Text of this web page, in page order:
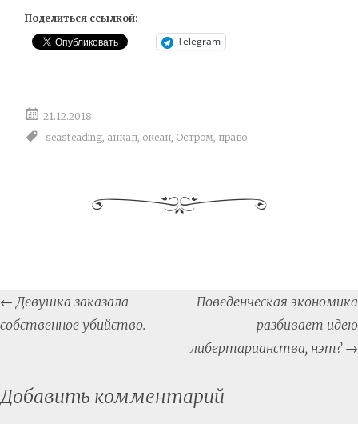
Поделиться ссылкой:
Telegram
21.12.2018
seasteading анкап океан Остром право
Post
navigation
← Девушка заказала
собственное убийство.
Поведенческая экономика
разбивает идею
либертарианства, нэт? →
Добавить комментарий